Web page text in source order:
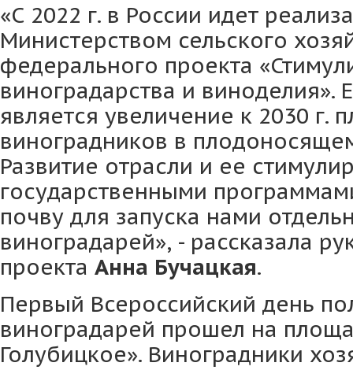
«С 2022 г. в России идет
Министерством сельского
федерального проекта
виноградарства и виноделия».
является увеличение к 2030 г.
виноградников в
Развитие отрасли и ее
государственными
почву для запуска нами
виноградарей», - рассказала
проекта Анна Бучацкая.
Первый Всероссийский день
виноградарей прошел на
Голубицкое». Виноградники